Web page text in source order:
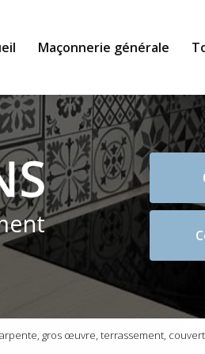
Maçonnerie générale
gros œuvre, terrassement,